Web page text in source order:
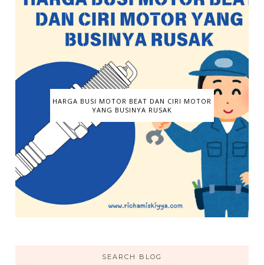
HARGA BUSI MOTOR BEAT DAN CIRI MOTOR
YANG BUSINYA RUSAK
SEARCH BLOG